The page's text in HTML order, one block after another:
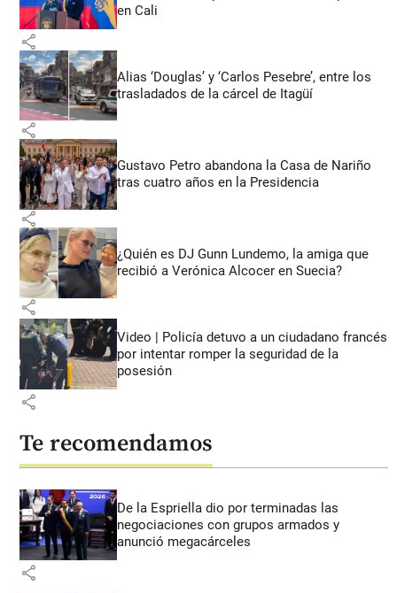
en Cali
share
Alias ‘Douglas’ y ‘Carlos Pesebre’, entre los
trasladados de la cárcel de Itagüí
share
Gustavo Petro abandona la Casa de Nariño
tras cuatro años en la Presidencia
share
¿Quién es DJ Gunn Lundemo, la amiga que
recibió a Verónica Alcocer en Suecia?
share
Video | Policía detuvo a un ciudadano francés
por intentar romper la seguridad de la
posesión
share
Te recomendamos
De la Espriella dio por terminadas las
negociaciones con grupos armados y
anunció megacárceles
share